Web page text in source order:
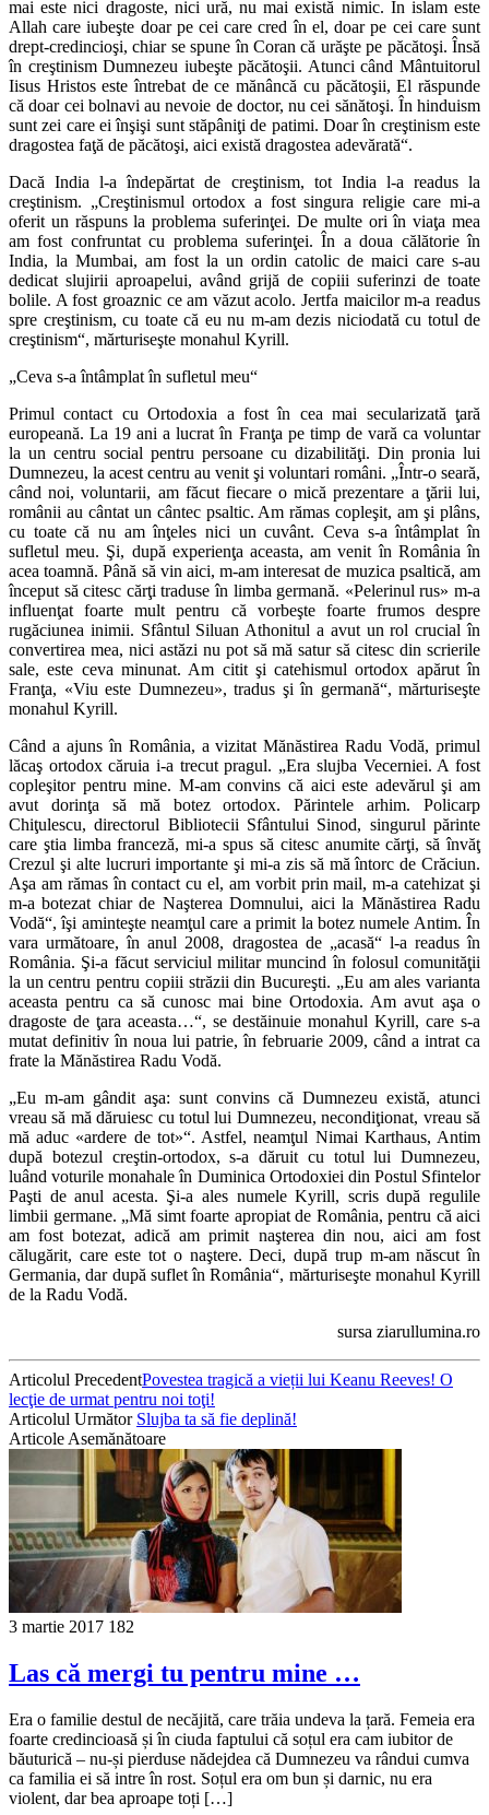
mai este nici dragoste, nici ură, nu mai există nimic. În islam este
Allah care iubeşte doar pe cei care cred în el, doar pe cei care sunt
drept-credincioşi, chiar se spune în Coran că urăşte pe păcătoşi. Însă
în creştinism Dumnezeu iubeşte păcătoşii. Atunci când Mântuitorul
Iisus Hristos este întrebat de ce mănâncă cu păcătoşii, El răspunde
că doar cei bolnavi au nevoie de doctor, nu cei sănătoşi. În hinduism
sunt zei care ei înşişi sunt stăpâniţi de patimi. Doar în creştinism este
dragostea faţă de păcătoşi, aici există dragostea adevărată“.
Dacă India l-a îndepărtat de creştinism, tot India l-a readus la
creştinism. „Creştinismul ortodox a fost singura religie care mi-a
oferit un răspuns la problema suferinţei. De multe ori în viaţa mea
am fost confruntat cu problema suferinţei. În a doua călătorie în
India, la Mumbai, am fost la un ordin catolic de maici care s-au
dedicat slujirii aproapelui, având grijă de copiii suferinzi de toate
bolile. A fost groaznic ce am văzut acolo. Jertfa maicilor m-a readus
spre creştinism, cu toate că eu nu m-am dezis niciodată cu totul de
creştinism“, mărturiseşte monahul Kyrill.
„Ceva s-a întâmplat în sufletul meu“
Primul contact cu Ortodoxia a fost în cea mai secularizată ţară
europeană. La 19 ani a lucrat în Franţa pe timp de vară ca voluntar
la un centru social pentru persoane cu dizabilităţi. Din pronia lui
Dumnezeu, la acest centru au venit şi voluntari români. „Într-o seară,
când noi, voluntarii, am făcut fiecare o mică prezentare a ţării lui,
românii au cântat un cântec psaltic. Am rămas copleşit, am şi plâns,
cu toate că nu am înţeles nici un cuvânt. Ceva s-a întâmplat în
sufletul meu. Şi, după experienţa aceasta, am venit în România în
acea toamnă. Până să vin aici, m-am interesat de muzica psaltică, am
început să citesc cărţi traduse în limba germană. «Pelerinul rus» m-a
influenţat foarte mult pentru că vorbeşte foarte frumos despre
rugăciunea inimii. Sfântul Siluan Athonitul a avut un rol crucial în
convertirea mea, nici astăzi nu pot să mă satur să citesc din scrierile
sale, este ceva minunat. Am citit şi catehismul ortodox apărut în
Franţa, «Viu este Dumnezeu», tradus şi în germană“, mărturiseşte
monahul Kyrill.
Când a ajuns în România, a vizitat Mănăstirea Radu Vodă, primul
lăcaş ortodox căruia i-a trecut pragul. „Era slujba Vecerniei. A fost
copleşitor pentru mine. M-am convins că aici este adevărul şi am
avut dorinţa să mă botez ortodox. Părintele arhim. Policarp
Chiţulescu, directorul Bibliotecii Sfântului Sinod, singurul părinte
care ştia limba franceză, mi-a spus să citesc anumite cărţi, să învăţ
Crezul şi alte lucruri importante şi mi-a zis să mă întorc de Crăciun.
Aşa am rămas în contact cu el, am vorbit prin mail, m-a catehizat şi
m-a botezat chiar de Naşterea Domnului, aici la Mănăstirea Radu
Vodă“, îşi aminteşte neamţul care a primit la botez numele Antim. În
vara următoare, în anul 2008, dragostea de „acasă“ l-a readus în
România. Şi-a făcut serviciul militar muncind în folosul comunităţii
la un centru pentru copiii străzii din Bucureşti. „Eu am ales varianta
aceasta pentru ca să cunosc mai bine Ortodoxia. Am avut aşa o
dragoste de ţara aceasta…“, se destăinuie monahul Kyrill, care s-a
mutat definitiv în noua lui patrie, în februarie 2009, când a intrat ca
frate la Mănăstirea Radu Vodă.
„Eu m-am gândit aşa: sunt convins că Dumnezeu există, atunci
vreau să mă dăruiesc cu totul lui Dumnezeu, necondiţionat, vreau să
mă aduc «ardere de tot»“. Astfel, neamţul Nimai Karthaus, Antim
după botezul creştin-ortodox, s-a dăruit cu totul lui Dumnezeu,
luând voturile monahale în Duminica Ortodoxiei din Postul Sfintelor
Paşti de anul acesta. Şi-a ales numele Kyrill, scris după regulile
limbii germane. „Mă simt foarte apropiat de România, pentru că aici
am fost botezat, adică am primit naşterea din nou, aici am fost
călugărit, care este tot o naştere. Deci, după trup m-am născut în
Germania, dar după suflet în România“, mărturiseşte monahul Kyrill
de la Radu Vodă.
sursa ziarullumina.ro
Articolul PrecedentPovestea tragică a vieții lui Keanu Reeves! O
lecţie de urmat pentru noi toţi!
Articolul Următor Slujba ta să fie deplină!
Articole Asemănătoare
3 martie 2017 182
Las că mergi tu pentru mine …
Era o familie destul de necăjită, care trăia undeva la țară. Femeia era
foarte credincioasă și în ciuda faptului că soțul era cam iubitor de
băuturică – nu-și pierduse nădejdea că Dumnezeu va rândui cumva
ca familia ei să intre în rost. Soțul era om bun și darnic, nu era
violent, dar bea aproape toți […]